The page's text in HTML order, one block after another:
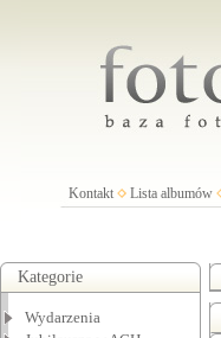
Kontakt Lista albumów
Kategorie
Wydarzenia